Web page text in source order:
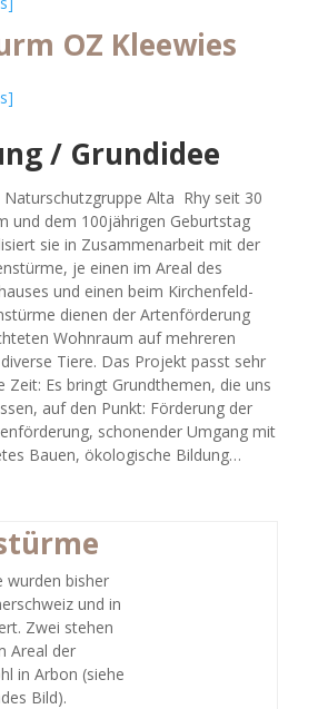
OZ Kleewies
/ Grundidee
Alta Rhy seit 30
und dem 100jährigen Geburtstag
sie in Zusammenarbeit mit der
je einen im Areal des
und einen beim Kirchenfeld-
dienen der Artenförderung
Wohnraum auf mehreren
Tiere. Das Projekt passt sehr
Zeit: Es bringt Grundthemen, die uns
auf den Punkt: Förderung der
schonender Umgang mit
Bauen, ökologische Bildung…
wurden bisher
und in
Zwei stehen
Areal der
in Arbon (siehe
Bild).